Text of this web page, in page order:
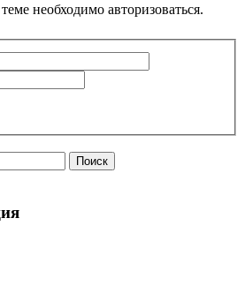
необходимо авторизоваться.